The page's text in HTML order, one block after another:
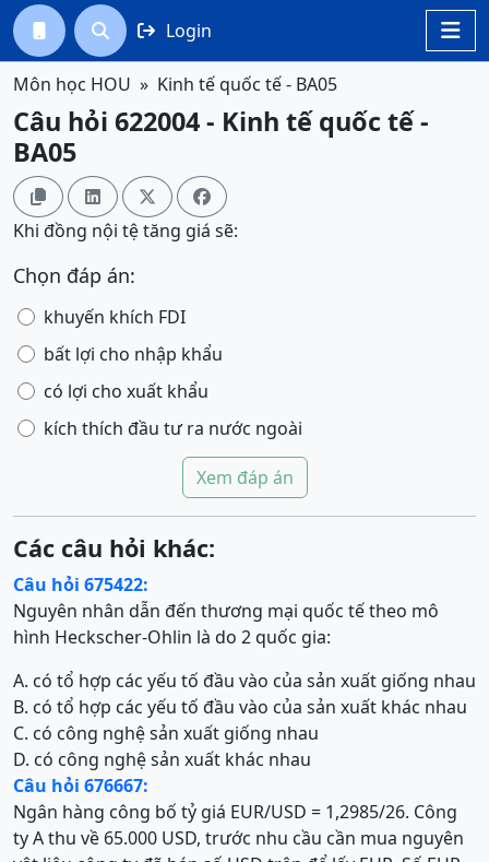

  Login
Môn học HOU Kinh tế quốc tế - BA05
Câu hỏi 622004 - Kinh tế quốc tế -
BA05
   
Khi đồng nội tệ tăng giá sẽ:
Chọn đáp án:
khuyến khích FDI
bất lợi cho nhập khẩu
có lợi cho xuất khẩu
kích thích đầu tư ra nước ngoài
Xem đáp án
Các câu hỏi khác:
Câu hỏi 675422:
Nguyên nhân dẫn đến thương mại quốc tế theo mô
hình Heckscher-Ohlin là do 2 quốc gia:
A. có tổ hợp các yếu tố đầu vào của sản xuất giống nhau
B. có tổ hợp các yếu tố đầu vào của sản xuất khác nhau
C. có công nghệ sản xuất giống nhau
D. có công nghệ sản xuất khác nhau
Câu hỏi 676667:
Ngân hàng công bố tỷ giá EUR/USD = 1,2985/26. Công
ty A thu về 65.000 USD, trước nhu cầu cần mua nguyên